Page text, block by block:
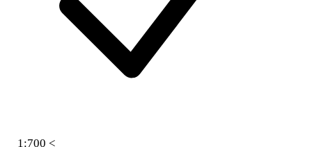
1:700 <